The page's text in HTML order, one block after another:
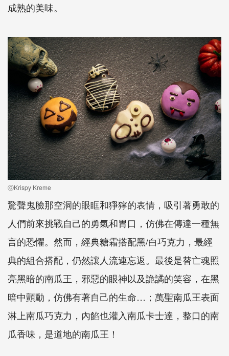
成熟的美味。
ⓒKrispy Kreme
驚聲鬼臉那空洞的眼眶和猙獰的表情，吸引著勇敢的
人們前來挑戰自己的勇氣和胃口，仿佛在傳達一種無
言的恐懼。然而，經典糖霜搭配黑/白巧克力，最經
典的組合搭配，仍然讓人流連忘返。最後是替亡魂照
亮黑暗的南瓜王，邪惡的眼神以及詭譎的笑容，在黑
暗中顫動，仿佛有著自己的生命…；萬聖南瓜王表面
淋上南瓜巧克力，內餡也灌入南瓜卡士達，整口的南
瓜香味，是道地的南瓜王！